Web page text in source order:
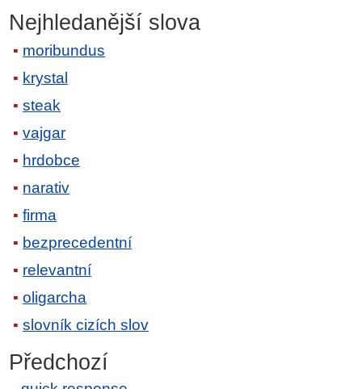
Nejhledanější slova
moribundus
krystal
steak
vajgar
hrdobce
narativ
firma
bezprecedentní
relevantní
oligarcha
slovník cizích slov
Předchozí